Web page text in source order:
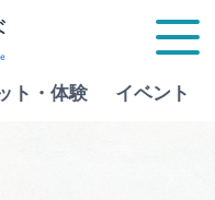
ト・体験 イベント